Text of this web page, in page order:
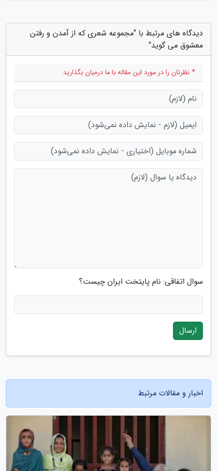
دیدگاه های مرتبط با "مجموعه شعری که از آمدن و رفتن
معشوق می گوید"
* نظرتان را در مورد این مقاله با ما درمیان بگذارید
سوال اتفاقی: نام پایتخت ایران چیست؟
ارسال
اخبار و مقالات مرتبط